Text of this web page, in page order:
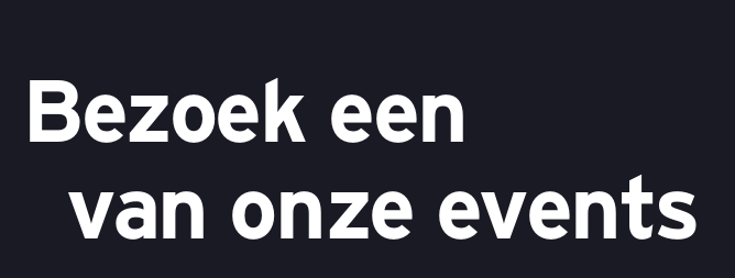
Bezoek een
van onze events